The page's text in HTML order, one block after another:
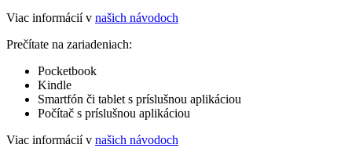
Viac informácií v našich návodoch
Prečítate na zariadeniach:
Pocketbook
Kindle
Smartfón či tablet s príslušnou aplikáciou
Počítač s príslušnou aplikáciou
Viac informácií v našich návodoch